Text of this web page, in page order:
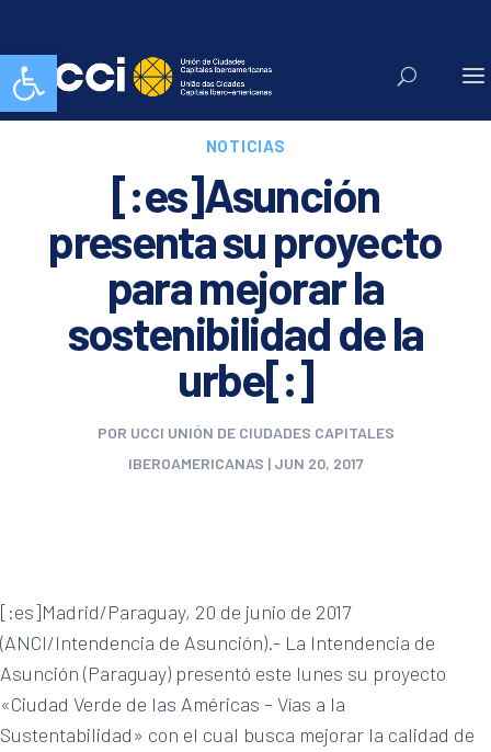
Abrir barra de herramientas
NOTICIAS
[:es]Asunción
presenta su proyecto
para mejorar la
sostenibilidad de la
urbe[:]
POR UCCI UNIÓN DE CIUDADES CAPITALES
IBEROAMERICANAS | JUN 20, 2017
[:es]Madrid/Paraguay, 20 de junio de 2017
(ANCI/Intendencia de Asunción).- La Intendencia de
Asunción (Paraguay) presentó este lunes su proyecto
«Ciudad Verde de las Américas – Vías a la
Sustentabilidad» con el cual busca mejorar la calidad de